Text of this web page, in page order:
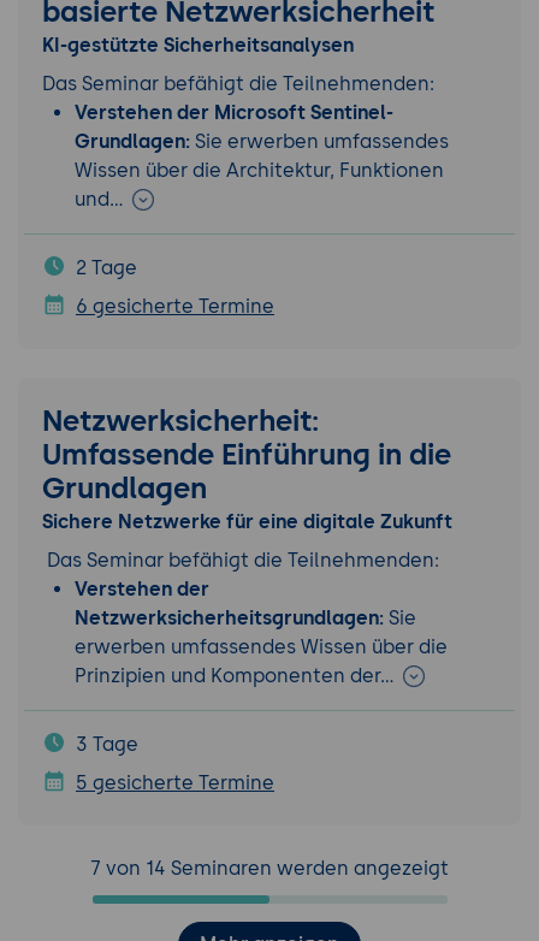
basierte Netzwerksicherheit
KI-gestützte Sicherheitsanalysen
Das Seminar befähigt die Teilnehmenden:
Verstehen der Microsoft Sentinel-
Grundlagen: Sie erwerben umfassendes
Wissen über die Architektur, Funktionen
und…
2 Tage
6 gesicherte Termine
Netzwerksicherheit:
Umfassende Einführung in die
Grundlagen
Sichere Netzwerke für eine digitale Zukunft
Das Seminar befähigt die Teilnehmenden:
Verstehen der
Netzwerksicherheitsgrundlagen: Sie
erwerben umfassendes Wissen über die
Prinzipien und Komponenten der…
3 Tage
5 gesicherte Termine
7 von 14 Seminaren werden angezeigt